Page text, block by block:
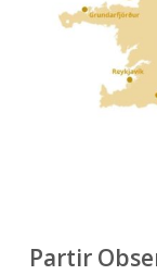
Partir